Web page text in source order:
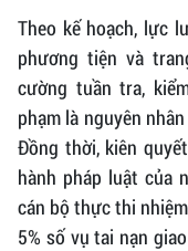
Theo kế hoạch, lực
phương tiện và
cường tuần tra,
phạm là nguyên
Đồng thời, kiên
hành pháp luật của
cán bộ thực thi
5% số vụ tai nạn